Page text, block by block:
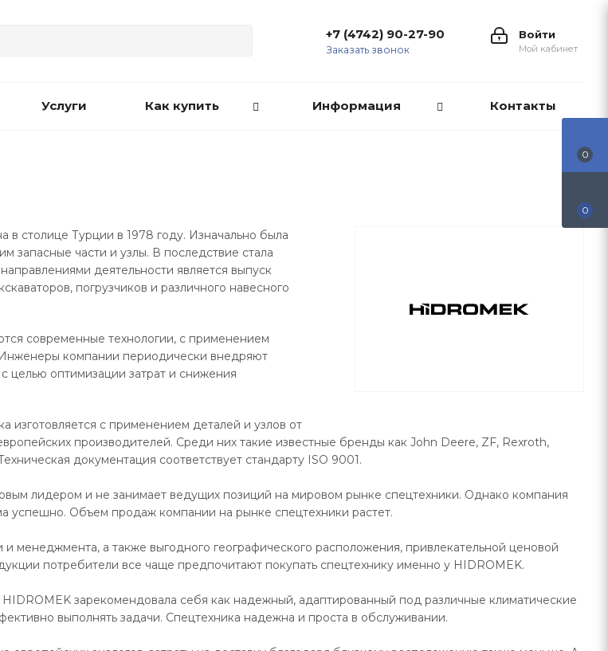
Войти
Мой кабинет
+7 (4742) 90-27-90
Заказать звонок
Услуги Как купить Информация Контакты
в столице Турции в 1978 году. Изначально была
запасные части и узлы. В последствие стала
деятельности является выпуск
погрузчиков и различного навесного
современные технологии, с применением
компании периодически внедряют
целью оптимизации затрат и снижения
изготовляется с применением деталей и узлов от
производителей. Среди них такие известные бренды как John Deere, ZF, Rexroth,
документация соответствует стандарту ISO 9001.
лидером и не занимает ведущих позиций на мировом рынке спецтехники. Однако компания
успешно. Объем продаж компании на рынке спецтехники растет.
и менеджмента, а также выгодного географического расположения, привлекательной ценовой
потребители все чаще предпочитают покупать спецтехнику именно у HIDROMEK.
зарекомендовала себя как надежный, адаптированный под различные климатические
выполнять задачи. Спецтехника надежна и проста в обслуживании.
0
0